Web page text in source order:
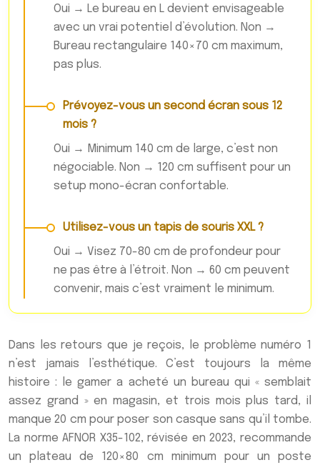
Oui → Le bureau en L devient envisageable
avec un vrai potentiel d’évolution. Non →
Bureau rectangulaire 140×70 cm maximum,
pas plus.
Prévoyez-vous un second écran sous 12
mois ?
Oui → Minimum 140 cm de large, c’est non
négociable. Non → 120 cm suffisent pour un
setup mono-écran confortable.
Utilisez-vous un tapis de souris XXL ?
Oui → Visez 70-80 cm de profondeur pour
ne pas être à l’étroit. Non → 60 cm peuvent
convenir, mais c’est vraiment le minimum.
Dans les retours que je reçois, le problème numéro 1
n’est jamais l’esthétique. C’est toujours la même
histoire : le gamer a acheté un bureau qui « semblait
assez grand » en magasin, et trois mois plus tard, il
manque 20 cm pour poser son casque sans qu’il tombe.
La norme AFNOR X35-102, révisée en 2023, recommande
un plateau de 120×80 cm minimum pour un poste